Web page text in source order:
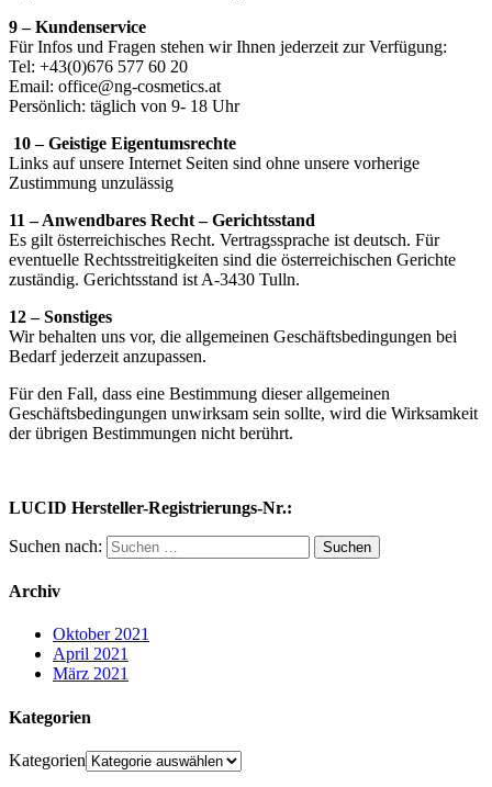
9 – Kundenservice
Für Infos und Fragen stehen wir Ihnen jederzeit zur Verfügung:
Tel: +43(0)676 577 60 20
Email: office@ng-cosmetics.at
Persönlich: täglich von 9- 18 Uhr
10 – Geistige Eigentumsrechte
Links auf unsere Internet Seiten sind ohne unsere vorherige
Zustimmung unzulässig
11 – Anwendbares Recht – Gerichtsstand
Es gilt österreichisches Recht. Vertragssprache ist deutsch. Für
eventuelle Rechtsstreitigkeiten sind die österreichischen Gerichte
zuständig. Gerichtsstand ist A-3430 Tulln.
12 – Sonstiges
Wir behalten uns vor, die allgemeinen Geschäftsbedingungen bei
Bedarf jederzeit anzupassen.
Für den Fall, dass eine Bestimmung dieser allgemeinen
Geschäftsbedingungen unwirksam sein sollte, wird die Wirksamkeit
der übrigen Bestimmungen nicht berührt.
LUCID Hersteller-Registrierungs-Nr.:
Suchen nach:
Archiv
Oktober 2021
April 2021
März 2021
Kategorien
Kategorien